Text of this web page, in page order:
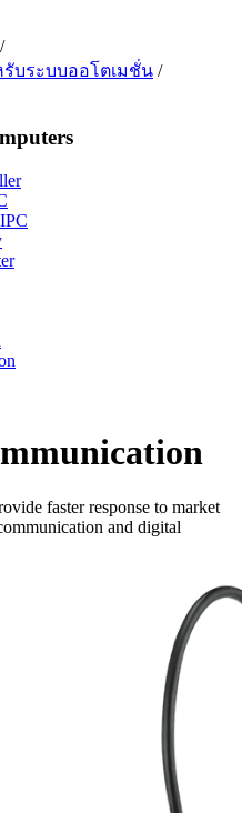
/
บระบบออโตเมชั่น /
faster response to market
and digital